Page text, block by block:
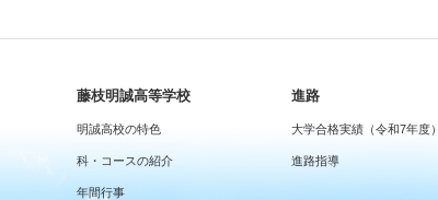
藤枝明誠高等学校
明誠高校の特色
科・コースの紹介
年間行事
進路
大学合格実績（令和7年度）
進路指導